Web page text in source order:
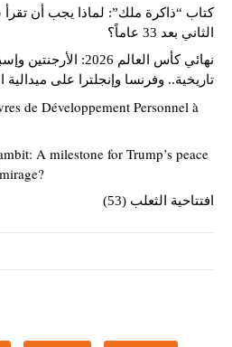
كتاب “ذاكرة ملك”: لماذا يجب أن
الثاني بعد 33 عاماً؟
نهائي كأس العالم 2026:
تاريخية.. وفرنسا وإنجلترا على ميدالية
de Développement Personnel à
A milestone for Trump’s peace
افتتاحية الثعلب (53)